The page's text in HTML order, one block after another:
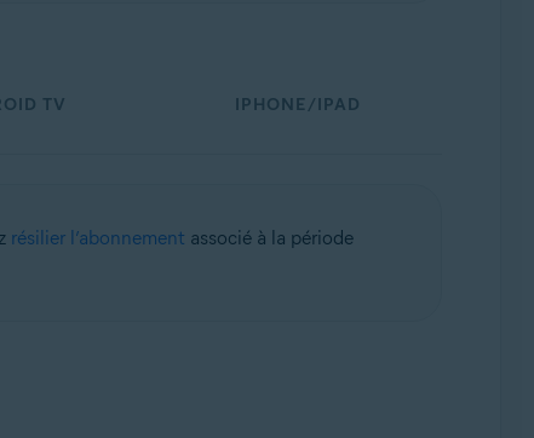
TV IPHONE/IPAD
résilier l’abonnement associé à la période